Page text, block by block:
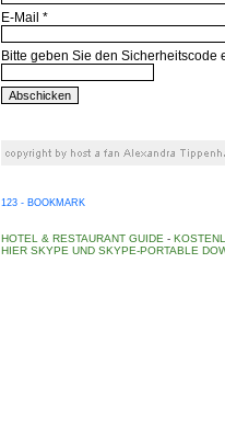
E-Mail *
Bitte geben Sie den Sicherheitscode
123 - BOOKMARK
HOTEL & RESTAURANT GUIDE -
HIER SKYPE UND SKYPE-PORTABLE